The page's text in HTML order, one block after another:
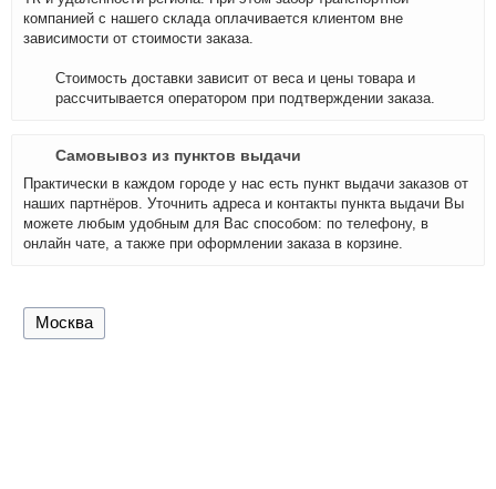
компанией с нашего склада оплачивается клиентом вне
зависимости от стоимости заказа.
Стоимость доставки зависит от веса и цены товара и
рассчитывается оператором при подтверждении заказа.
Самовывоз из пунктов выдачи
Практически в каждом городе у нас есть пункт выдачи заказов от
наших партнёров. Уточнить адреса и контакты пункта выдачи Вы
можете любым удобным для Вас способом: по телефону, в
онлайн чате, а также при оформлении заказа в корзине.
Москва